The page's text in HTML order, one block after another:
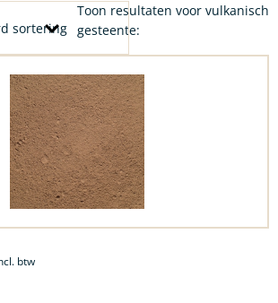
Toon resultaten voor vulkanisch
gesteente:
btw